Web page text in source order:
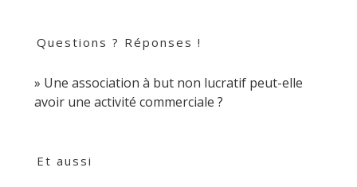
Questions ? Réponses !
Une association à but non lucratif peut-elle
avoir une activité commerciale ?
Et aussi